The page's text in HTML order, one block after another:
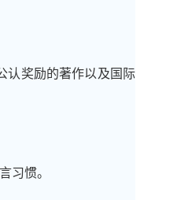
认奖励的著作以及国际
习惯。